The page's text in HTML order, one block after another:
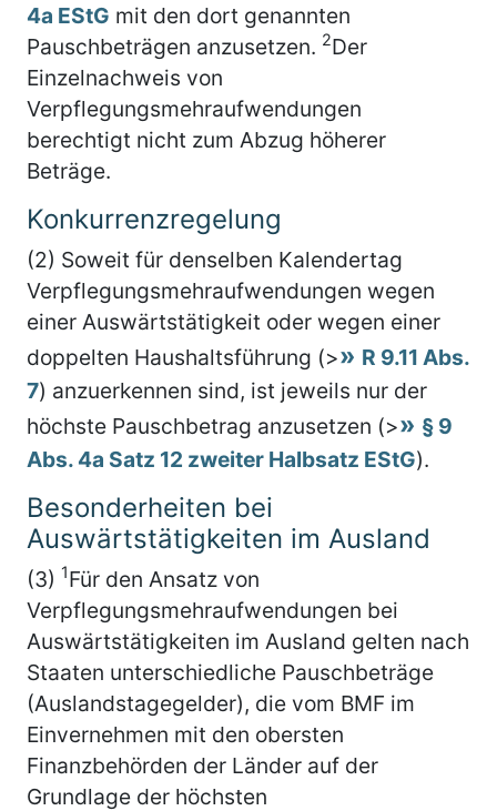
4a EStG mit den dort genannten
Pauschbeträgen anzusetzen. 2Der
Einzelnachweis von
Verpflegungsmehraufwendungen
berechtigt nicht zum Abzug höherer
Beträge.
Konkurrenzregelung
(2) Soweit für denselben Kalendertag
Verpflegungsmehraufwendungen wegen
einer Auswärtstätigkeit oder wegen einer
doppelten Haushaltsführung (>
R 9.11 Abs.
7) anzuerkennen sind, ist jeweils nur der
höchste Pauschbetrag anzusetzen (>
§ 9
Abs. 4a Satz 12 zweiter Halbsatz EStG).
Besonderheiten bei
Auswärtstätigkeiten im Ausland
(3) 1Für den Ansatz von
Verpflegungsmehraufwendungen bei
Auswärtstätigkeiten im Ausland gelten nach
Staaten unterschiedliche Pauschbeträge
(Auslandstagegelder), die vom BMF im
Einvernehmen mit den obersten
Finanzbehörden der Länder auf der
Grundlage der höchsten